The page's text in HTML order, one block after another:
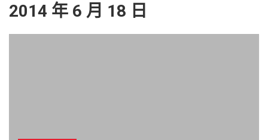
2014 年 6 月 18 日